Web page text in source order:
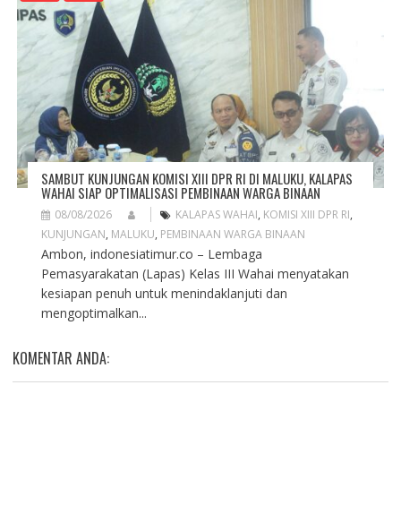
SAMBUT KUNJUNGAN KOMISI XIII DPR RI DI MALUKU, KALAPAS
WAHAI SIAP OPTIMALISASI PEMBINAAN WARGA BINAAN
08/08/2026 KALAPAS WAHAI, KOMISI XIII DPR RI,
KUNJUNGAN, MALUKU, PEMBINAAN WARGA BINAAN
Ambon, indonesiatimur.co – Lembaga
Pemasyarakatan (Lapas) Kelas III Wahai menyatakan
kesiapan penuh untuk menindaklanjuti dan
mengoptimalkan...
KOMENTAR ANDA: